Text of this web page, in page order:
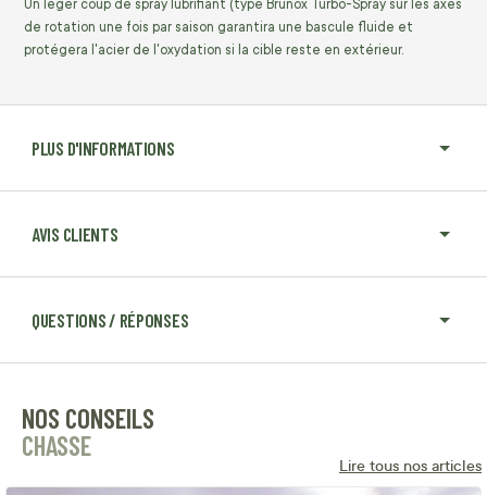
PLUS D'INFORMATIONS
AVIS CLIENTS
QUESTIONS / RÉPONSES
Un léger coup de spray lubrifiant (type Brunox Turbo-Spray sur les axes
de rotation une fois par saison garantira une bascule fluide et
protégera l'acier de l'oxydation si la cible reste en extérieur.
NOS CONSEILS
CHASSE
Lire tous nos articles